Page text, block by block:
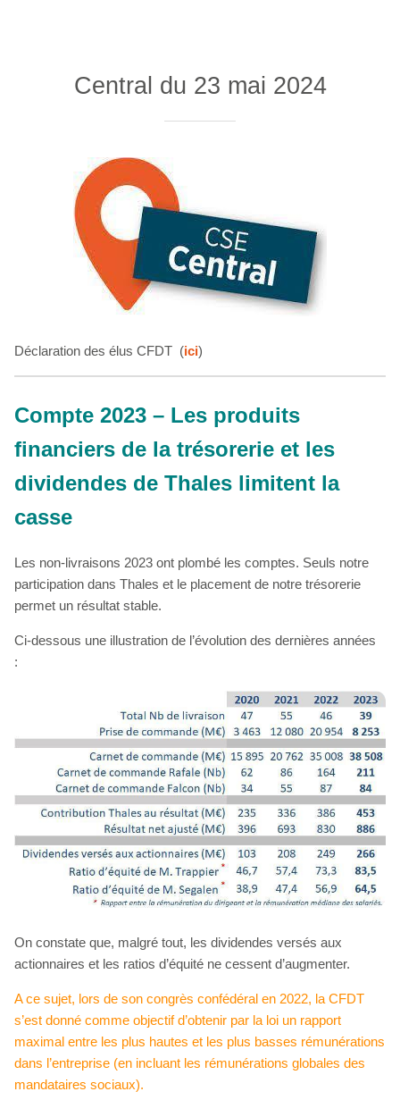
Central du 23 mai 2024
Déclaration des élus CFDT (ici)
Compte 2023 – Les produits
financiers de la trésorerie et les
dividendes de Thales limitent la
casse
Les non-livraisons 2023 ont plombé les comptes. Seuls notre
participation dans Thales et le placement de notre trésorerie
permet un résultat stable.
Ci-dessous une illustration de l’évolution des dernières années
:
On constate que, malgré tout, les dividendes versés aux
actionnaires et les ratios d’équité ne cessent d’augmenter.
A ce sujet, lors de son congrès confédéral en 2022, la CFDT
s’est donné comme objectif d’obtenir par la loi un rapport
maximal entre les plus hautes et les plus basses rémunérations
dans l’entreprise (en incluant les rémunérations globales des
mandataires sociaux).